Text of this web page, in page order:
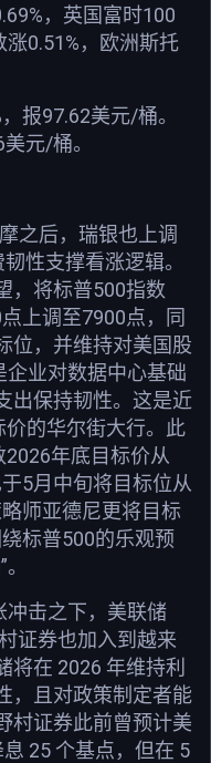
，英国富时100
0.51%，欧洲斯托
报97.62美元/桶。
元/桶。
之后，瑞银也上调
性支撑看涨逻辑。
，将标普500指数
上调至7900点，同
位，并维持对美国股
企业对数据中心基础
出保持韧性。这是近
的华尔街大行。此
年底目标价从
5月中旬将目标位从
师亚德尼更将目标
标普500的乐观预
冲击之下，美联储
证券也加入到越来
在 2026 年维持利
，且对政策制定者能
村证券此前曾预计美
25 个基点，但在 5